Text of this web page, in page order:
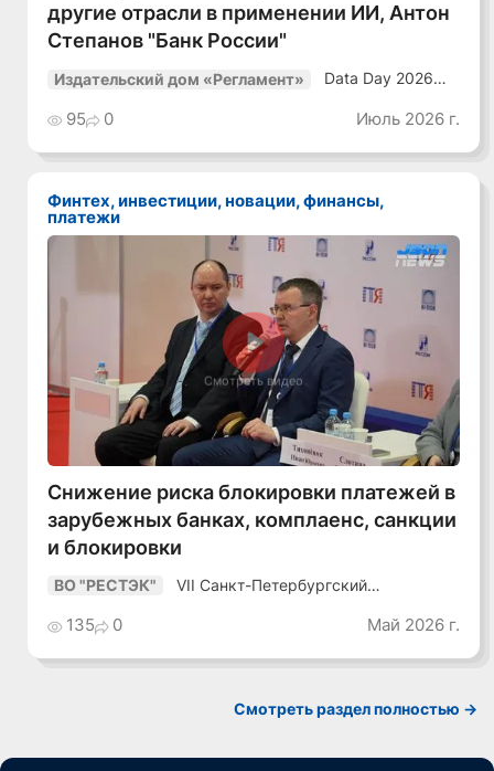
другие отрасли в применении ИИ, Антон
Степанов "Банк России"
Издательский дом «Регламент»
Data Day 2026
Как сохранять
уверенный курс
среде»
95 0 Июль 2026 г.
Финтех, инвестиции, новации, финансы,
платежи
Смотреть видео
Снижение риска блокировки платежей в
зарубежных банках, комплаенс, санкции
и блокировки
ВО "РЕСТЭК"
VII Санкт-Петербургский
135 0 Май 2026 г.
Смотреть раздел полностью ->